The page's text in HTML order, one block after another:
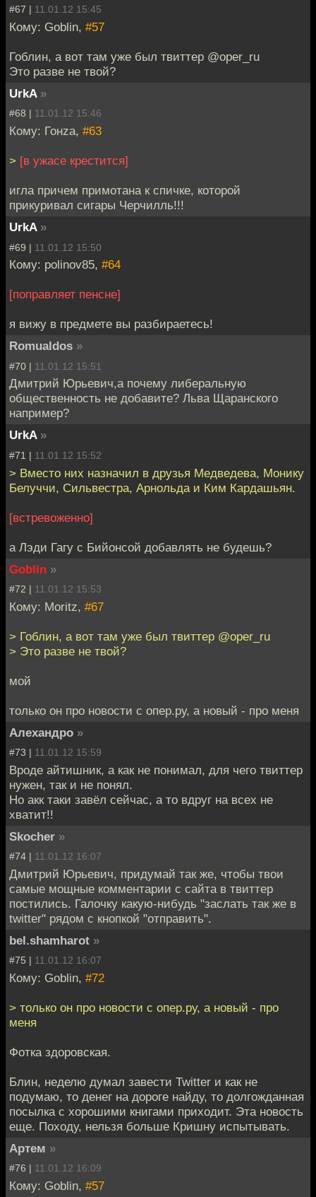
#67 | 11.01.12 15:45
Кому: Goblin, #57
Гоблин, а вот там уже был твиттер @oper_ru
Это разве не твой?
UrkA »
#68 | 11.01.12 15:46
Кому: Гонzа, #63
> [в ужасе крестится]
игла причем примотана к спичке, которой
прикуривал сигары Черчилль!!!
UrkA »
#69 | 11.01.12 15:50
Кому: polinov85, #64
[поправляет пенсне]
я вижу в предмете вы разбираетесь!
Romualdos »
#70 | 11.01.12 15:51
Дмитрий Юрьевич,а почему либеральную
общественность не добавите? Льва Щаранского
например?
UrkA »
#71 | 11.01.12 15:52
> Вместо них назначил в друзья Медведева, Монику
Белуччи, Сильвестра, Арнольда и Ким Кардашьян.
[встревоженно]
а Лэди Гагу с Бийонсой добавлять не будешь?
Goblin »
#72 | 11.01.12 15:53
Кому: Moritz, #67
> Гоблин, а вот там уже был твиттер @oper_ru
> Это разве не твой?
мой
только он про новости с опер.ру, а новый - про меня
Алехандро »
#73 | 11.01.12 15:59
Вроде айтишник, а как не понимал, для чего твиттер
нужен, так и не понял.
Но акк таки завёл сейчас, а то вдруг на всех не
хватит!!
Skocher »
#74 | 11.01.12 16:07
Дмитрий Юрьевич, придумай так же, чтобы твои
самые мощные комментарии с сайта в твиттер
постились. Галочку какую-нибудь "заслать так же в
twitter" рядом с кнопкой "отправить".
bel.shamharot »
#75 | 11.01.12 16:07
Кому: Goblin, #72
> только он про новости с опер.ру, а новый - про
меня
Фотка здоровская.
Блин, неделю думал завести Twitter и как не
подумаю, то денег на дороге найду, то долгожданная
посылка с хорошими книгами приходит. Эта новость
еще. Походу, нельзя больше Кришну испытывать.
Артем »
#76 | 11.01.12 16:09
Кому: Goblin, #57